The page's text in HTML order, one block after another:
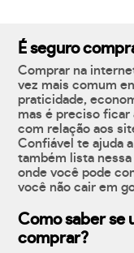
É seguro
Comprar na
vez mais comum
praticidade,
mas é preciso
com relação aos
Confiável te ajuda
também lista
onde você pode
você não cair em
Como saber se
comprar?